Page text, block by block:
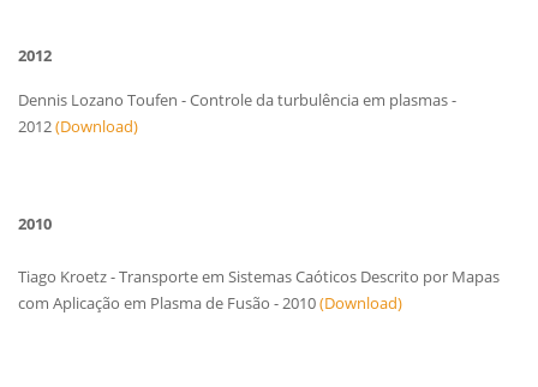
2012
Dennis Lozano Toufen - Controle da turbulência em plasmas -
2012(Download)
2010
Tiago Kroetz- Transporte em Sistemas Caóticos Descrito por Mapas
com Aplicação em Plasma de Fusão - 2010(Download)